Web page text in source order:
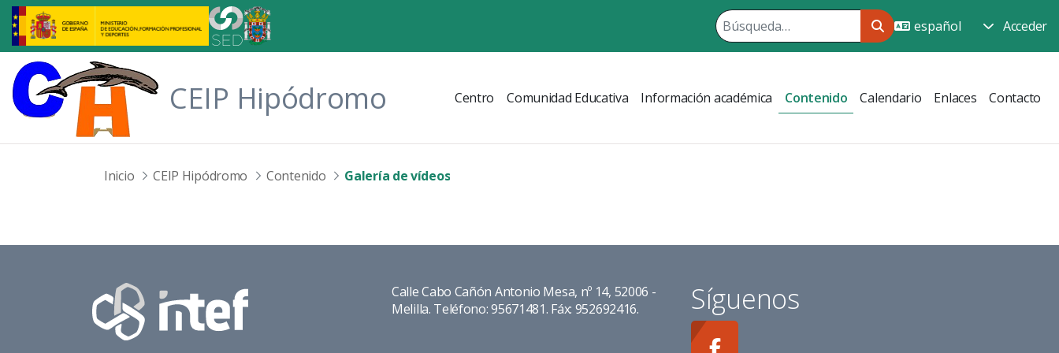
Saltar al contenido principal
Acceder
CEIP Hipódromo Centro Comunidad Educativa Información académica Contenido Calendario Enlaces Contacto
Inicio CEIP Hipódromo Contenido Galería de vídeos
Calle Cabo Cañón Antonio Mesa, nº 14, 52006 -
Melilla. Teléfono: 95671481. Fáx: 952692416.
Síguenos